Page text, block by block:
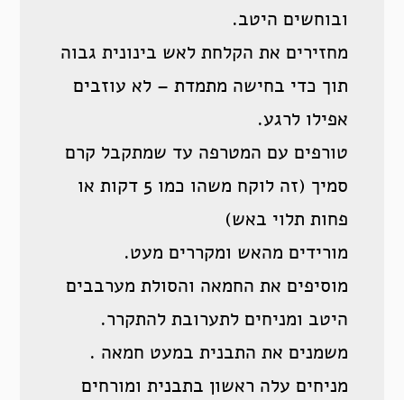
ובוחשים היטב.
מחזירים את הקלחת לאש בינונית גבוה
תוך כדי בחישה מתמדת – לא עוזבים
אפילו לרגע.
טורפים עם המטרפה עד שמתקבל קרם
סמיך (זה לוקח משהו כמו 5 דקות או
פחות תלוי באש)
מורידים מהאש ומקררים מעט.
מוסיפים את החמאה והסולת מערבבים
היטב ומניחים לתערובת להתקרר.
משמנים את התבנית במעט חמאה .
מניחים עלה ראשון בתבנית ומורחים